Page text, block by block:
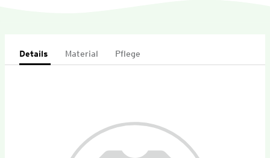
Details Material Pflege